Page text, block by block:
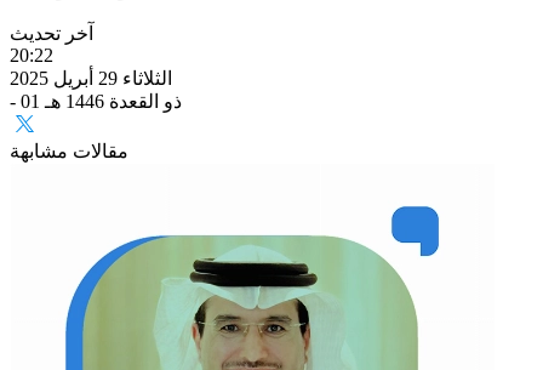
آخر تحديث
20:22
الثلاثاء 29 أبريل 2025
- 01 ذو القعدة 1446 هـ
مقالات مشابهة